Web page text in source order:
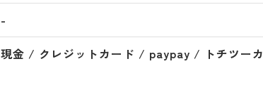
-
現金 / クレジットカード / paypay / トチツーカ